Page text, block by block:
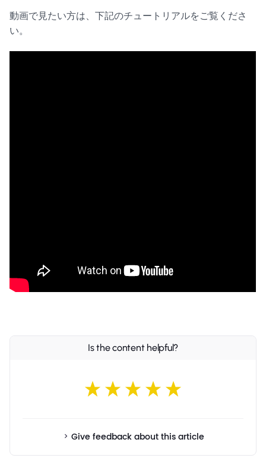
動画で見たい方は、下記のチュートリアルをご覧くださ
い。
Is the content helpful?
Give feedback about this article